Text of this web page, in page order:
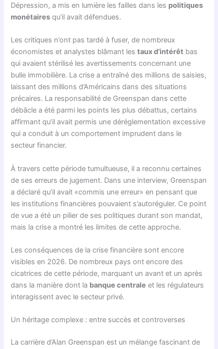
Dépression, a mis en lumière les failles dans les politiques
monétaires qu’il avait défendues.
Les critiques n’ont pas tardé à fuser, de nombreux
économistes et analystes blâmant lestaux d’intérêt bas
qui avaient stérilisé les avertissements concernant une
bulle immobilière. La crise a entraîné des millions de saisies,
laissant des millions d’Américains dans des situations
précaires. La responsabilité de Greenspan dans cette
débâcle a été parmi les points les plus débattus, certains
affirmant qu’il avait permis une déréglementation excessive
qui a conduit à un comportement imprudent dans le
secteur financier.
À travers cette période tumultueuse, il a reconnu certaines
de ses erreurs de jugement. Dans une interview, Greenspan
a déclaré qu’il avait «commis une erreur» en pensant que
les institutions financières pouvaient s’autoréguler. Ce point
de vue a été un pilier de ses politiques durant son mandat,
mais la crise a montré les limites de cette approche.
Les conséquences de la crise financière sont encore
visibles en 2026. De nombreux pays ont encore des
cicatrices de cette période, marquant un avant et un après
dans la manière dont la banque centrale et les régulateurs
interagissent avec le secteur privé.
Un héritage complexe : entre succès et controverses
La carrière d’Alan Greenspan est un mélange fascinant de